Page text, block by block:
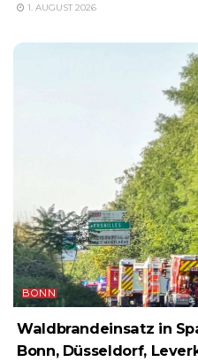
1. AUGUST 2026
BONN
Waldbrandeinsatz in
Bonn, Düsseldorf,